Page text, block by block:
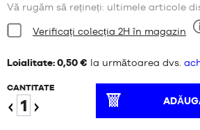
Vă rugăm să rețineți: ultimele articole
Stare:
Nouă
Verificați colecția 2H în magazin
Loialitate: 0,50 € la următoarea dvs.
CANTITATE